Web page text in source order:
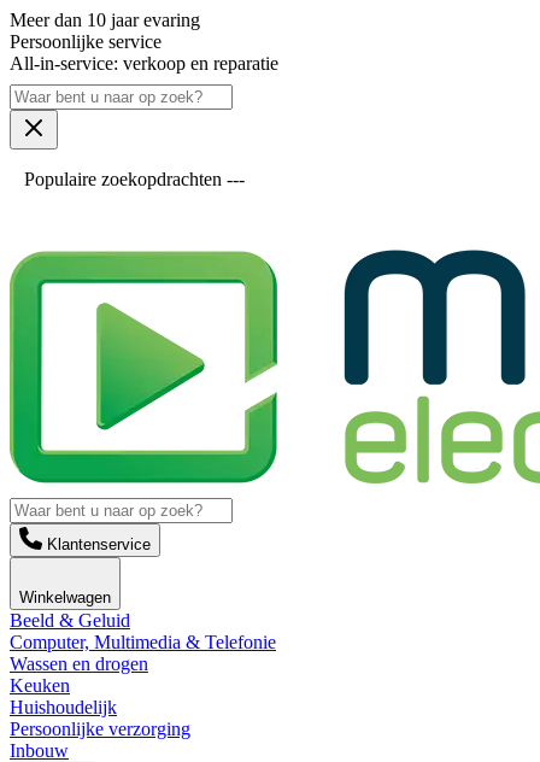
Meer dan 10 jaar evaring
Persoonlijke service
All-in-service: verkoop en reparatie
Populaire zoekopdrachten ---
Klantenservice
Winkelwagen
Beeld & Geluid
Computer, Multimedia & Telefonie
Wassen en drogen
Keuken
Huishoudelijk
Persoonlijke verzorging
Inbouw